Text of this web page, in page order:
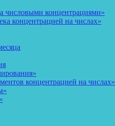
числовыми концентрациями»
концентрацией на числах»
концентрацией на числах»